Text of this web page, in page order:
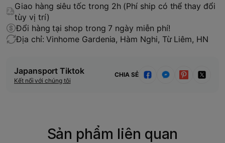
Giao hàng siêu tốc trong 2h (Phí ship có thể thay đổi
tùy vị trí)
Đổi hàng tại shop trong 7 ngày miễn phí!
Địa chỉ: Vinhome Gardenia, Hàm Nghi, Từ Liêm, HN
Japansport Tiktok
Kết nối với chúng tôi
CHIA SẺ
Sản phẩm liên quan